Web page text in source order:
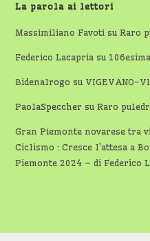
La parola ai lettori
Massimiliano Favoti suRaro
Federico Lacapria su
Bidenalrogo su VIGEVANO-
PaolaSpeccher suRaro
Gran Piemonte novarese tra
Ciclismo : Cresce l’attesa a
Piemonte 2024 – di Federico